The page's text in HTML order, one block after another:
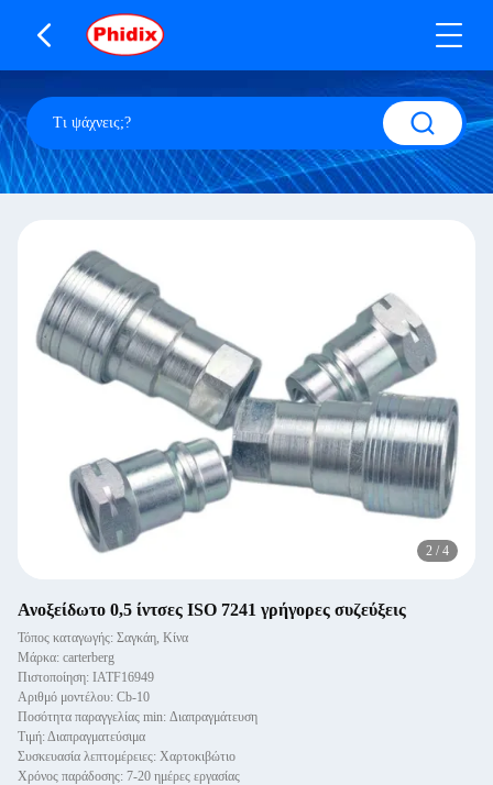
2 / 4
Ανοξείδωτο 0,5 ίντσες ISO 7241 γρήγορες συζεύξεις
Τόπος καταγωγής: Σαγκάη, Κίνα
Μάρκα: carterberg
Πιστοποίηση: IATF16949
Αριθμό μοντέλου: Cb-10
Ποσότητα παραγγελίας min: Διαπραγμάτευση
Τιμή: Διαπραγματεύσιμα
Συσκευασία λεπτομέρειες: Χαρτοκιβώτιο
Χρόνος παράδοσης: 7-20 ημέρες εργασίας